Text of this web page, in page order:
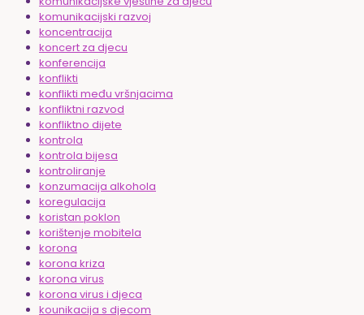
komunikacijski razvoj
koncentracija
koncert za djecu
konferencija
konflikti
konflikti među vršnjacima
konfliktni razvod
konfliktno dijete
kontrola
kontrola bijesa
kontroliranje
konzumacija alkohola
koregulacija
koristan poklon
korištenje mobitela
korona
korona kriza
korona virus
korona virus i djeca
kounikacija s djecom